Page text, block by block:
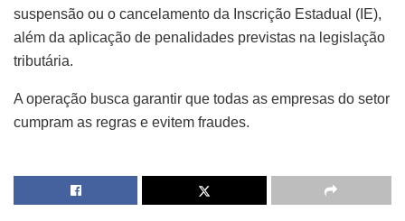
suspensão ou o cancelamento da Inscrição Estadual (IE),
além da aplicação de penalidades previstas na legislação
tributária.
A operação busca garantir que todas as empresas do setor
cumpram as regras e evitem fraudes.